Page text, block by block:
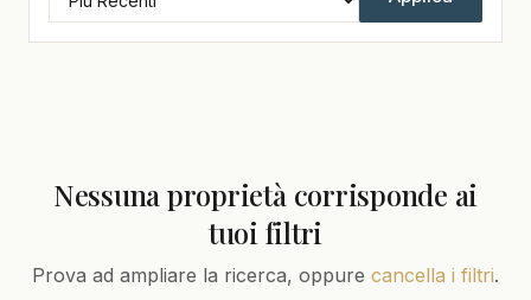
Nessuna proprietà corrisponde ai
tuoi filtri
Prova ad ampliare la ricerca, oppure cancella i filtri.